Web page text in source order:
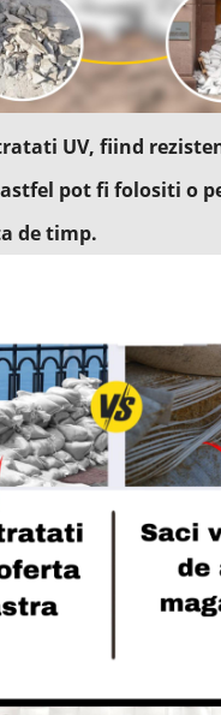
UV, fiind
pot fi folositi o
de timp.